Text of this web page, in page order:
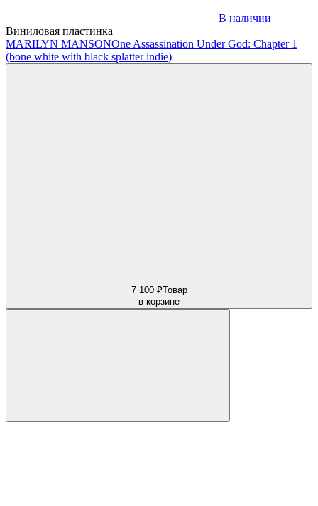
В наличии
Виниловая пластинка
MARILYN MANSONOne Assassination Under God: Chapter 1
(bone white with black splatter indie)
7 100 ₽Товар
в корзине